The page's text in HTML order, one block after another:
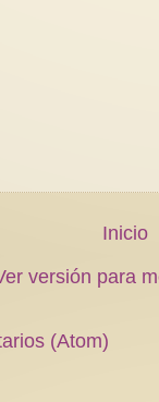
Inicio
versión para
(Atom)